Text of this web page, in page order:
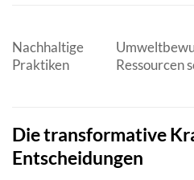
Nachhaltige
Praktiken
Ressourcen
Die transformative
Entscheidungen